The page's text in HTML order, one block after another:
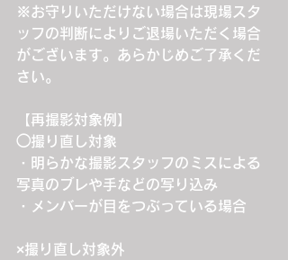
※お守りいただけない場合は現場スタ
ッフの判断によりご退場いただく場合
がございます。あらかじめご了承くだ
さい。
【再撮影対象例】
◯撮り直し対象
・明らかな撮影スタッフのミスによる
写真のブレや手などの写り込み
・メンバーが目をつぶっている場合
×撮り直し対象外